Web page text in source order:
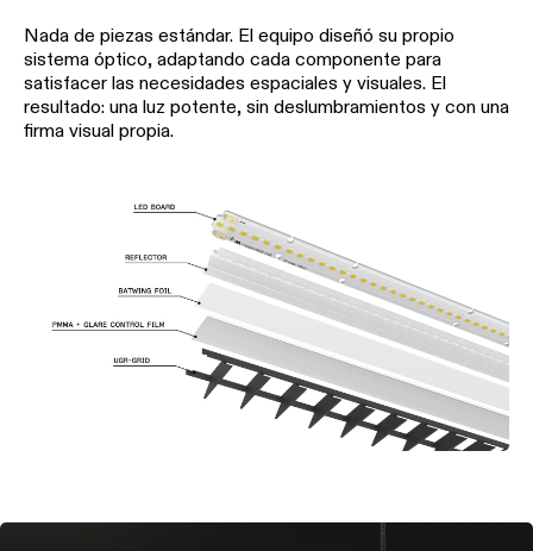
Nada de piezas estándar. El equipo diseñó su propio
sistema óptico, adaptando cada componente para
satisfacer las necesidades espaciales y visuales. El
resultado: una luz potente, sin deslumbramientos y con una
firma visual propia.